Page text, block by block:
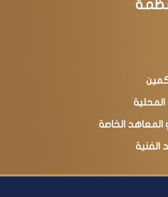
الخاصة
الفنية